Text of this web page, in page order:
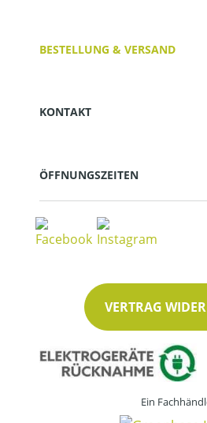
BESTELLUNG & VERSAND
KONTAKT
ÖFFNUNGSZEITEN
VERTRAG
Ein